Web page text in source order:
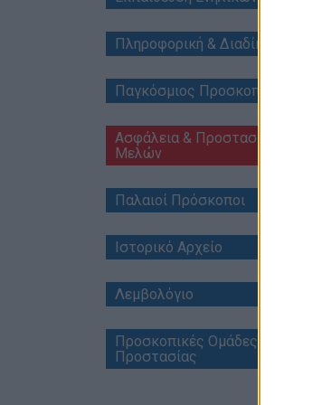
Πληροφορική & Διαδίκτυο
Παγκόσμιος Προσκοπισμός
Ασφάλεια & Προστασία
Μελών
Παλαιοί Πρόσκοποι
Ιστορικό Αρχείο
Λεμβολόγιο
Προσκοπικές Ομάδες Πολιτικής
Προστασίας